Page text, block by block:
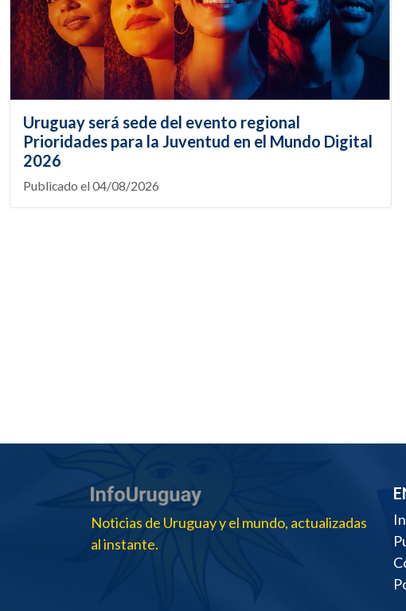
Uruguay será sede del evento regional
Prioridades para la Juventud en el Mundo Digital
2026
Publicado el 04/08/2026
Noticias de Uruguay y el mundo, actualizadas
al instante.